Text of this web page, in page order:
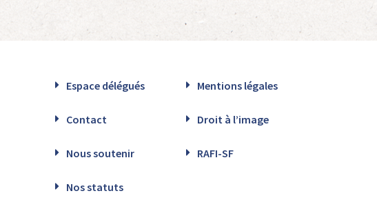
Espace délégués Mentions légales
Contact Droit à l’image
Nous soutenir RAFI-SF
Nos statuts